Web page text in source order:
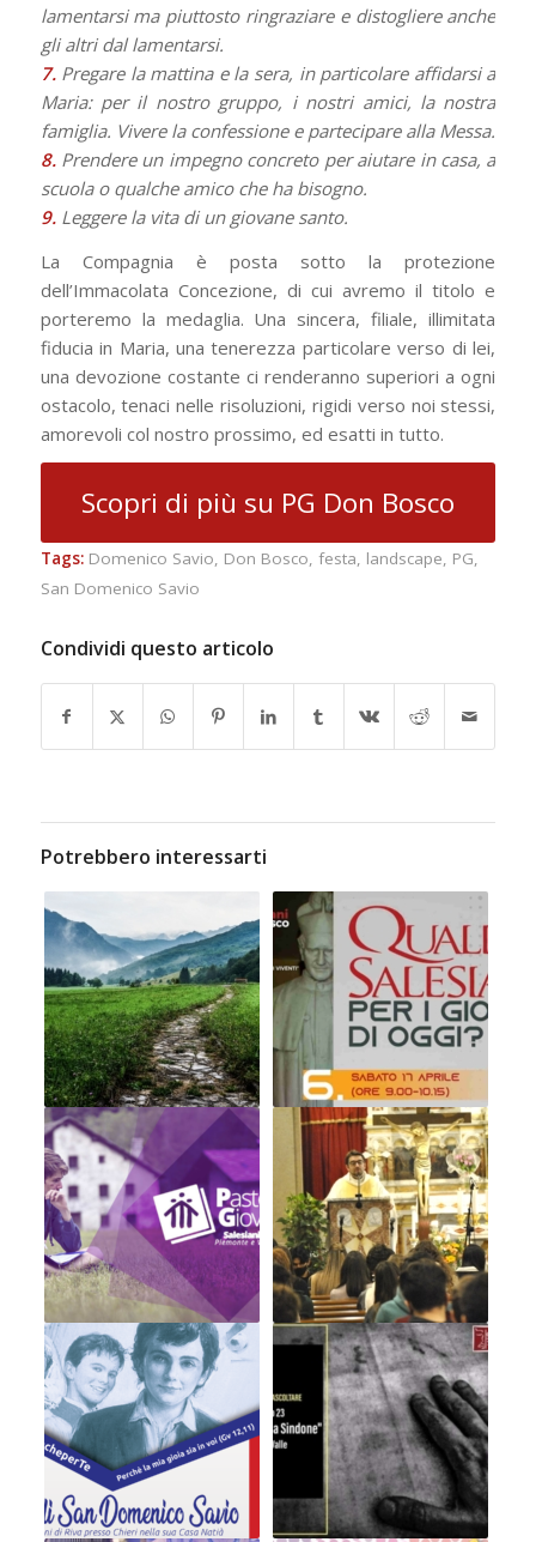
lamentarsi ma piuttosto ringraziare e distogliere anche
gli altri dal lamentarsi.
7.Pregare la mattina e la sera, in particolare affidarsi a
Maria: per il nostro gruppo, i nostri amici, la nostra
famiglia. Vivere la confessione e partecipare alla Messa.
8.Prendere un impegno concreto per aiutare in casa, a
scuola o qualche amico che ha bisogno.
9.Leggere la vita di un giovane santo.
La Compagnia è posta sotto la protezione
dell’Immacolata Concezione, di cui avremo il titolo e
porteremo la medaglia. Una sincera, filiale, illimitata
fiducia in Maria, una tenerezza particolare verso di lei,
una devozione costante ci renderanno superiori a ogni
ostacolo, tenaci nelle risoluzioni, rigidi verso noi stessi,
amorevoli col nostro prossimo, ed esatti in tutto.
Scopri di più su PG Don Bosco
Tags: Domenico Savio, Don Bosco, festa, landscape, PG,
San Domenico Savio
Condividi questo articolo
Potrebbero interessarti